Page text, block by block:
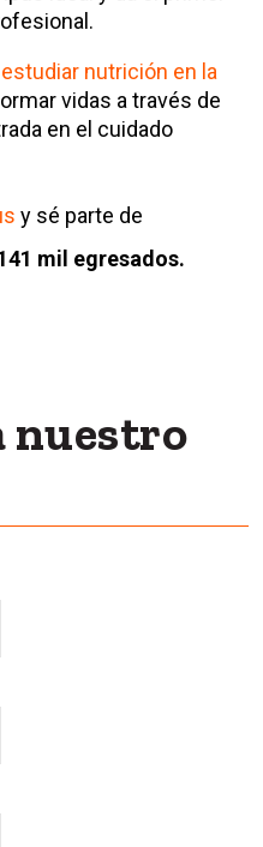
nutrición en la
vidas a través de
en el cuidado
y sé parte de
mil egresados.
nuestro